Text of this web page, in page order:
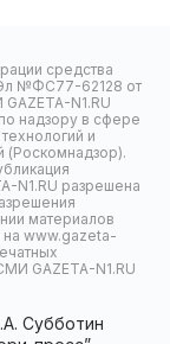
средства
№ФС77-62128 от
N1.RU
надзору в сфере
и
(Роскомнадзор).
N1.RU разрешена
материалов
на www.gazeta-
GAZETA-N1.RU
Субботин